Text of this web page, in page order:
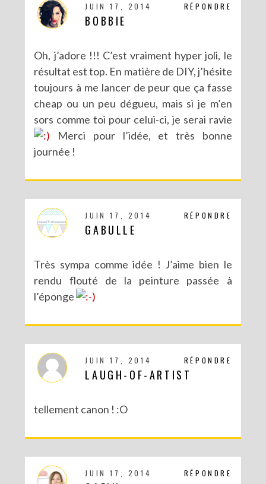
RÉPONDRE
JUIN 17, 2014
BOBBIE
Oh, j’adore !!! C’est vraiment hyper joli, le
résultat est top. En matière de DIY, j’hésite
toujours à me lancer de peur que ça fasse
cheap ou un peu dégueu, mais si je m’en
sors comme toi pour celui-ci, je serai ravie
Merci pour l’idée, et très bonne
journée !
RÉPONDRE
JUIN 17, 2014
GABULLE
Très sympa comme idée ! J’aime bien le
rendu flouté de la peinture passée à
l’éponge
RÉPONDRE
JUIN 17, 2014
LAUGH-OF-ARTIST
tellement canon ! :O
RÉPONDRE
JUIN 17, 2014